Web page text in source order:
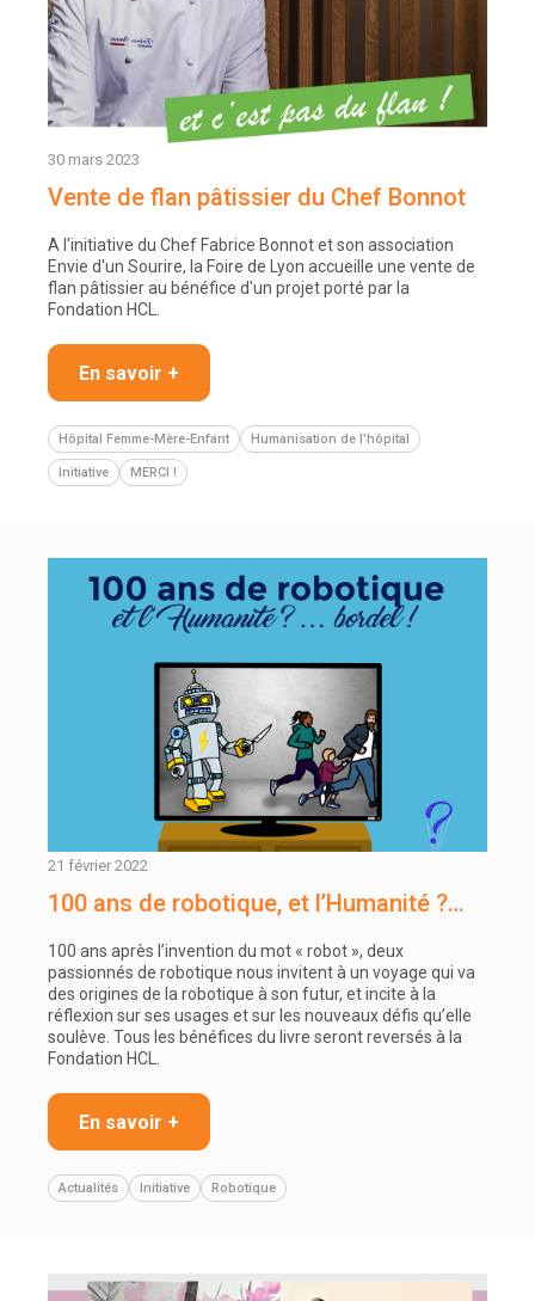
30 mars 2023
Vente de flan pâtissier du Chef Bonnot
A l'initiative du Chef Fabrice Bonnot et son association
Envie d'un Sourire, la Foire de Lyon accueille une vente de
flan pâtissier au bénéfice d'un projet porté par la
Fondation HCL.
En savoir +
Hôpital Femme-Mère-Enfant Humanisation de l'hôpital
Initiative MERCI !
21 février 2022
100 ans de robotique, et l’Humanité ?…
100 ans après l’invention du mot « robot », deux
passionnés de robotique nous invitent à un voyage qui va
des origines de la robotique à son futur, et incite à la
réflexion sur ses usages et sur les nouveaux défis qu’elle
soulève. Tous les bénéfices du livre seront reversés à la
Fondation HCL.
En savoir +
Actualités Initiative Robotique